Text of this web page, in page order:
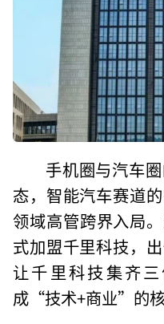
手机圈与汽车
态，智能汽车赛道
领域高管跨界入局
式加盟千里科技，
让千里科技集齐
成“技术+商业”的核